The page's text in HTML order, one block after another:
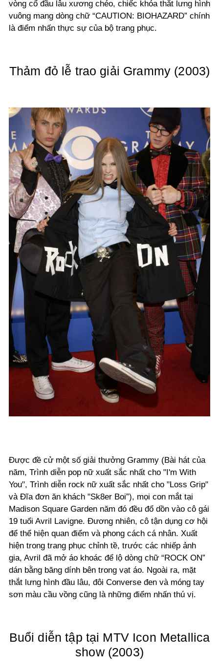
vòng cổ đầu lâu xương chéo, chiếc khóa thắt lưng hình
vuông mang dòng chữ “CAUTION: BIOHAZARD” chính
là điểm nhấn thực sự của bộ trang phục.
Thảm đỏ lễ trao giải Grammy (2003)
Được đề cử một số giải thưởng Grammy (Bài hát của
năm, Trình diễn pop nữ xuất sắc nhất cho "I'm With
You", Trình diễn rock nữ xuất sắc nhất cho "Loss Grip"
và Đĩa đơn ăn khách "Sk8er Boi”), mọi con mắt tại
Madison Square Garden năm đó đều đổ dồn vào cô gái
19 tuổi Avril Lavigne. Đương nhiên, cô tận dụng cơ hội
để thể hiện quan điểm và phong cách cá nhân. Xuất
hiện trong trang phục chỉnh tề, trước các nhiếp ảnh
gia, Avril đã mở áo khoác để lộ dòng chữ “ROCK ON”
dán bằng băng dính bên trong vạt áo. Ngoài ra, mặt
thắt lưng hình đầu lâu, đôi Converse đen và móng tay
sơn màu cầu vồng cũng là những điểm nhấn thú vị.
Buổi diễn tập tại MTV Icon Metallica
show (2003)